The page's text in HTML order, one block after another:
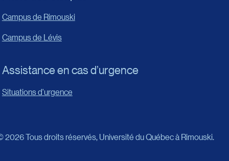
Campus de Rimouski
Campus de Lévis
Assistance en cas d’urgence
Situations d'urgence
2026 Tous droits réservés,Université du Québec à Rimouski.